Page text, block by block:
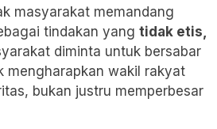
masyarakat memandang
tindakan yang tidak etis,
diminta untuk bersabar
mengharapkan wakil rakyat
bukan justru memperbesar